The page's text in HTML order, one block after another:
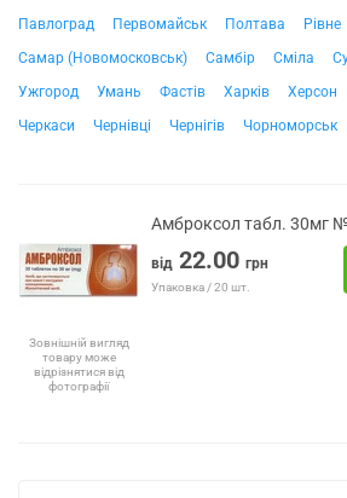
Павлоград
Первомайськ Полтава
Рівне
Самар (Новомосковськ)
Самбір Сміла
Ужгород
Умань Фастів Харків Херсон
Черкаси
Чернівці Чернігів Чорноморськ
Зовнішній вигляд
товару може
відрізнятися від
фотографії
Амброксол табл. 30мг
від 22.00 грн
Упаковка / 20 шт.